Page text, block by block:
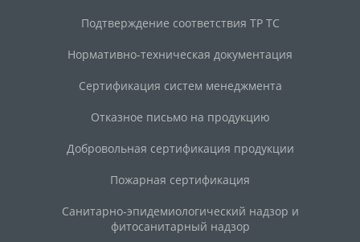
Подтверждение соответствия ТР ТС
Нормативно-техническая документация
Сертификация систем менеджмента
Отказное письмо на продукцию
Добровольная сертификация продукции
Пожарная сертификация
Санитарно-эпидемиологический надзор и
фитосанитарный надзор